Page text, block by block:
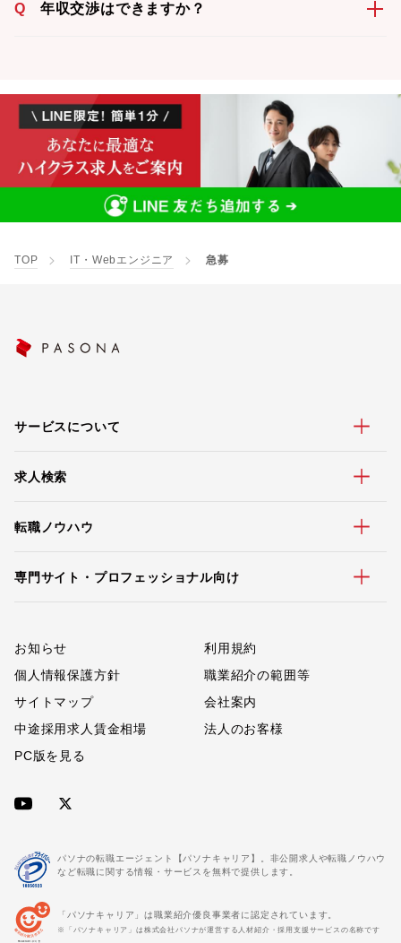
Q 年収交渉はできますか？
TOP IT・Webエンジニア 急募
サービスについて
求人検索
転職ノウハウ
専門サイト・プロフェッショナル向け
お知らせ
利用規約
個人情報保護方針
職業紹介の範囲等
サイトマップ
会社案内
中途採用求人賃金相場
法人のお客様
PC版を見る
パソナの転職エージェント【パソナキャリア】。非公開求人や転職ノウハウ
など転職に関する情報・サービスを無料で提供します。
「パソナキャリア」は職業紹介優良事業者に認定されています。
※「パソナキャリア」は株式会社パソナが運営する人材紹介・採用支援サービスの名称です